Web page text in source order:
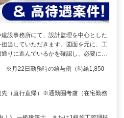
設事務所にて、設計監理を中心とした
当していただきます。図面を元に、工
りに進んでいるかを確認し、必要に…
※月22日勤務時の給与例（時給1,850
（直行直帰）※通勤圏考慮（在宅勤務